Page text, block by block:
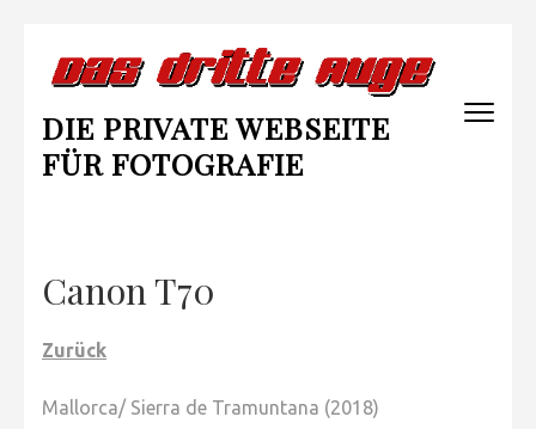
Inhalt
springen
(Enter
drücken)
DIE PRIVATE WEBSEITE
FÜR FOTOGRAFIE
Canon T70
Zurück
Mallorca/ Sierra de Tramuntana (2018)